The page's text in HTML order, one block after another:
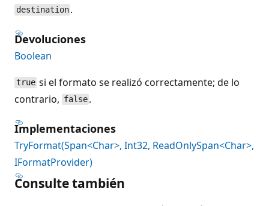
destination .
Devoluciones
Boolean
true si el formato se realizó correctamente; de lo
contrario, false .
Implementaciones
TryFormat(Span<Char>, Int32, ReadOnlySpan<Char>,
IFormatProvider)
Consulte también